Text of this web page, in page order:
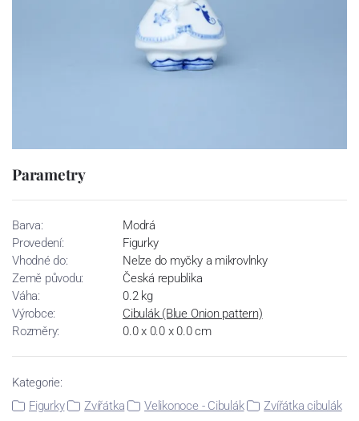
Parametry
Barva:
Modrá
Provedení:
Figurky
Vhodné do:
Nelze do myčky a mikrovlnky
Země původu:
Česká republika
Váha:
0.2 kg
Výrobce:
Cibulák (Blue Onion pattern)
Rozměry:
0.0 x 0.0 x 0.0 cm
Kategorie:
Figurky
Zvířátka Velikonoce - Cibulák Zvířátka cibulák